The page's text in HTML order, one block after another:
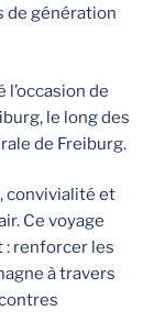
de génération
de
le long des
de Freiburg.
convivialité et
Ce voyage
renforcer les
à travers